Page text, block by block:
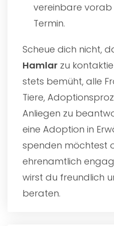
vereinbare vorab
Termin.
Scheue dich nicht,
Hamlar zu
stets bemüht, alle
Tiere,
Anliegen zu
eine Adoption in
spenden möchtest
ehrenamtlich
wirst du freundlich
beraten.